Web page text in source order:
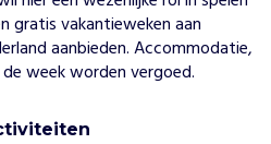
gratis vakantieweken aan
aanbieden. Accommodatie,
week worden vergoed.